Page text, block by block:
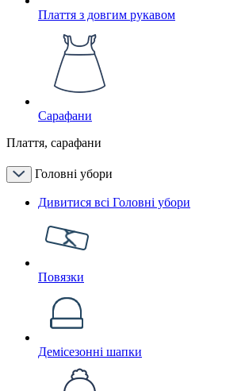
Плаття з довгим рукавом
Сарафани
Плаття, сарафани
Головні убори
Дивитися всі Головні убори
Повязки
Демісезонні шапки